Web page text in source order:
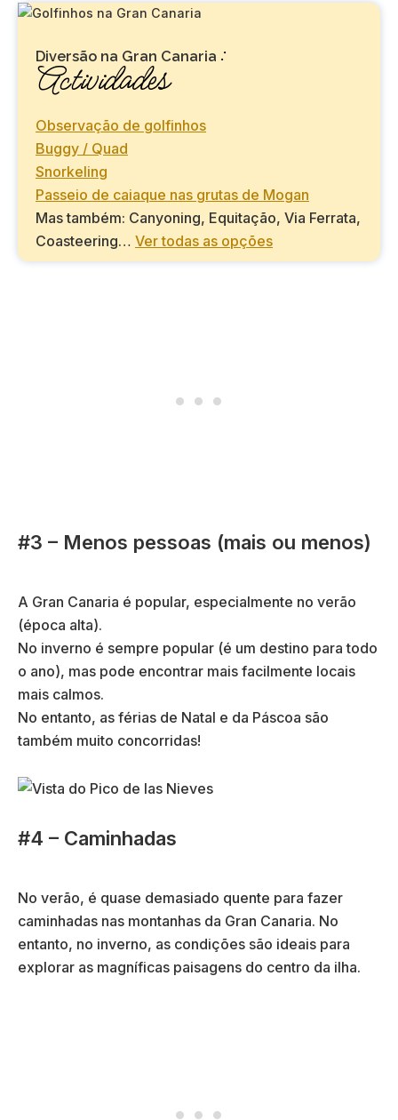
Diversão na Gran Canaria :
Actividades
Observação de golfinhos
Buggy / Quad
Snorkeling
Passeio de caiaque nas grutas de Mogan
Mas também: Canyoning, Equitação, Via Ferrata,
Coasteering… Ver todas as opções
#3 – Menos pessoas (mais ou menos)
A Gran Canaria é popular, especialmente no verão
(época alta).
No inverno é sempre popular (é um destino para todo
o ano), mas pode encontrar mais facilmente locais
mais calmos.
No entanto, as férias de Natal e da Páscoa são
também muito concorridas!
#4 – Caminhadas
No verão, é quase demasiado quente para fazer
caminhadas nas montanhas da Gran Canaria. No
entanto, no inverno, as condições são ideais para
explorar as magníficas paisagens do centro da ilha.